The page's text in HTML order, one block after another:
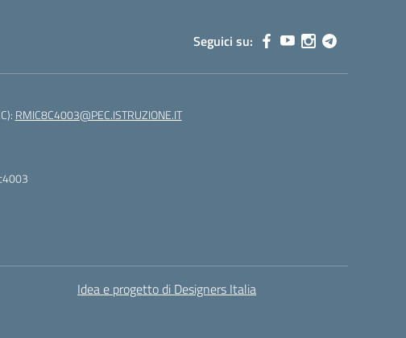
Seguici su:
RMIC8C4003@PEC.ISTRUZIONE.IT
Idea e progetto di Designers Italia